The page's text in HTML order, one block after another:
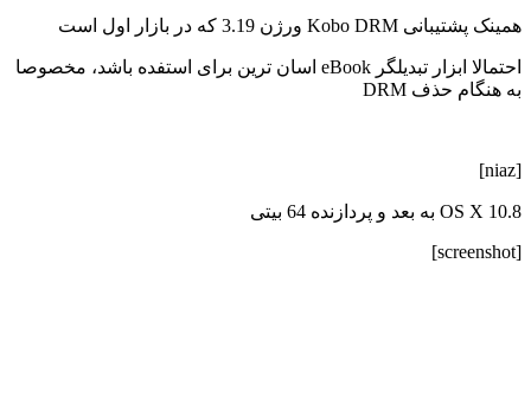
همینک پشتیبانی Kobo DRM ورژن 3.19 که در بازار اول است
احتمالا ابزار تبدیلگر eBook اسان ترین برای استفده باشد، مخصوصا
به هنگام حذف DRM
[niaz]
OS X 10.8 به بعد و پردازنده 64 بیتی
[screenshot]